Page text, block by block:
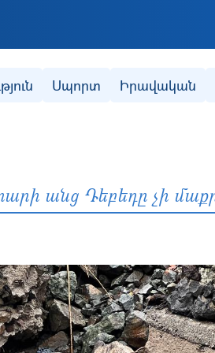
Սպորտ Իրավական
անց Դեբեդը չի